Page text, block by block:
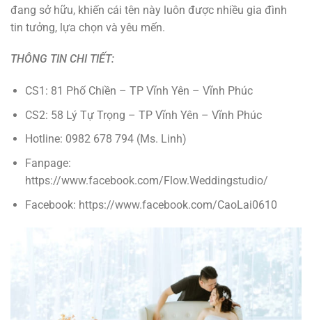
đang sở hữu, khiến cái tên này luôn được nhiều gia đình
tin tưởng, lựa chọn và yêu mến.
THÔNG TIN CHI TIẾT:
CS1: 81 Phố Chiền – TP Vĩnh Yên – Vĩnh Phúc
CS2: 58 Lý Tự Trọng – TP Vĩnh Yên – Vĩnh Phúc
Hotline: 0982 678 794 (Ms. Linh)
Fanpage:
https://www.facebook.com/Flow.Weddingstudio/
Facebook: https://www.facebook.com/CaoLai0610